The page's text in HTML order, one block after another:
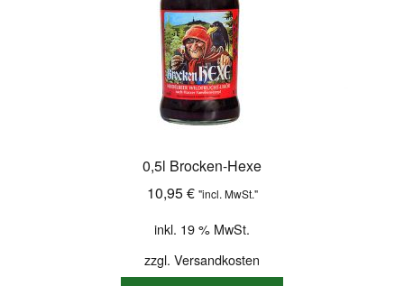
0,5l Brocken-Hexe
10,95€ "incl. MwSt."
inkl. 19 % MwSt.
zzgl. Versandkosten